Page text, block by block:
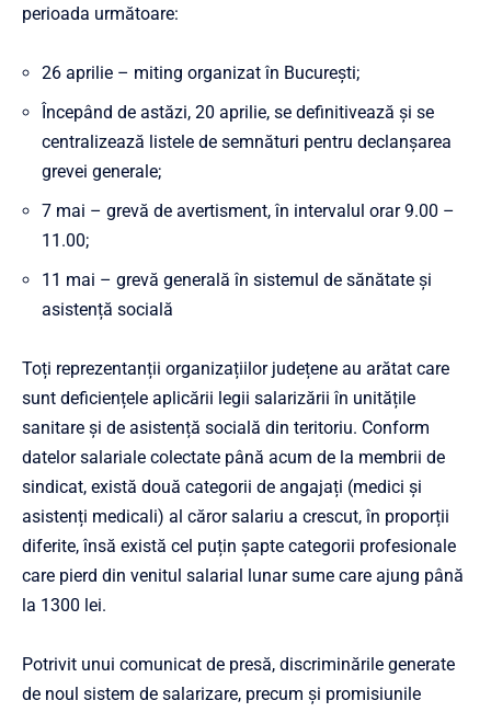
perioada următoare:
26 aprilie – miting organizat în București;
Începând de astăzi, 20 aprilie, se definitivează și se
centralizează listele de semnături pentru declanșarea
grevei generale;
7 mai – grevă de avertisment, în intervalul orar 9.00 –
11.00;
11 mai – grevă generală în sistemul de sănătate și
asistență socială
Toți reprezentanții organizațiilor județene au arătat care
sunt deficiențele aplicării legii salarizării în unitățile
sanitare și de asistență socială din teritoriu. Conform
datelor salariale colectate până acum de la membrii de
sindicat, există două categorii de angajați (medici și
asistenți medicali) al căror salariu a crescut, în proporții
diferite, însă există cel puțin șapte categorii profesionale
care pierd din venitul salarial lunar sume care ajung până
la 1300 lei.
Potrivit unui comunicat de presă, discriminările generate
de noul sistem de salarizare, precum și promisiunile